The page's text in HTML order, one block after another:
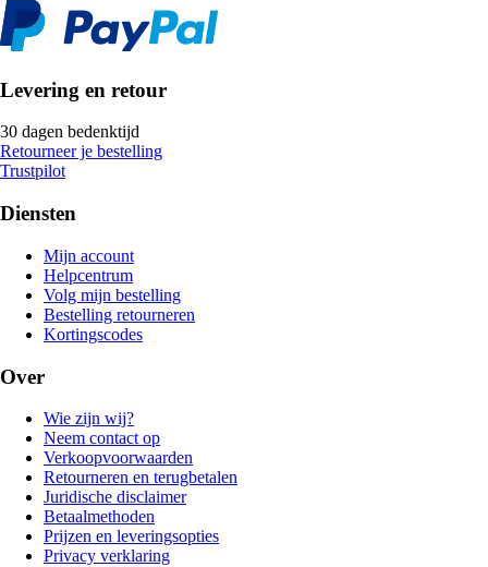
Levering en retour
30 dagen bedenktijd
Retourneer je bestelling
Trustpilot
Diensten
Mijn account
Helpcentrum
Volg mijn bestelling
Bestelling retourneren
Kortingscodes
Over
Wie zijn wij?
Neem contact op
Verkoopvoorwaarden
Retourneren en terugbetalen
Juridische disclaimer
Betaalmethoden
Prijzen en leveringsopties
Privacy verklaring